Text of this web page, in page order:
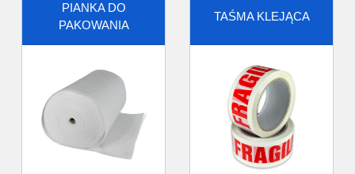
PIANKA DO
PAKOWANIA
TAŚMA KLEJĄCA